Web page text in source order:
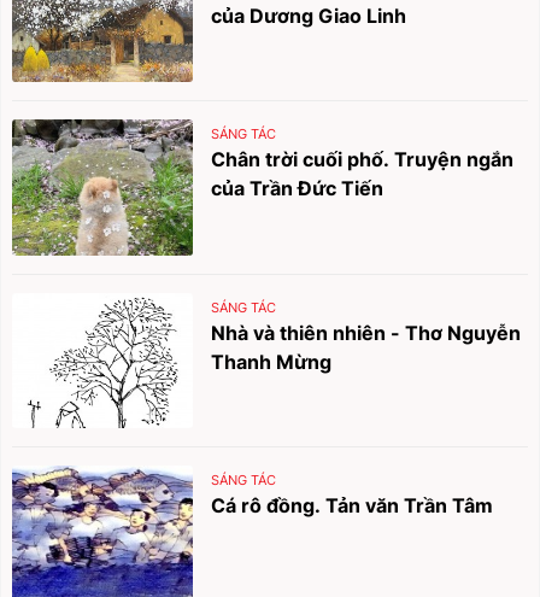
của Dương Giao Linh
SÁNG TÁC
Chân trời cuối phố. Truyện ngắn
của Trần Đức Tiến
SÁNG TÁC
Nhà và thiên nhiên - Thơ Nguyễn
Thanh Mừng
SÁNG TÁC
Cá rô đồng. Tản văn Trần Tâm